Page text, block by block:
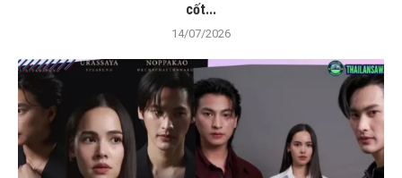
cốt...
14/07/2026